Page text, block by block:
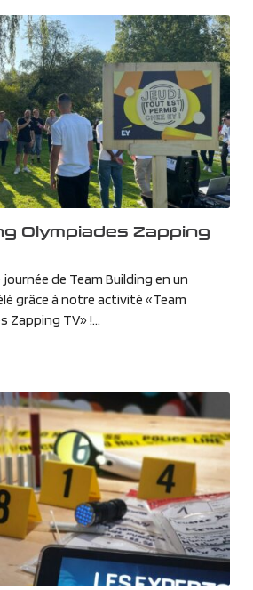
Olympiades Zapping
de Team Building en un
grâce à notre activité «Team
Zapping TV» !...